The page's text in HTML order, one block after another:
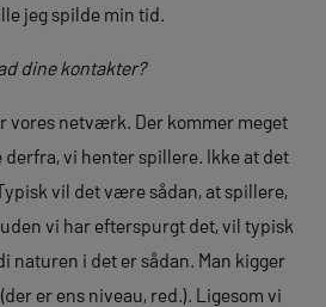
jeg spilde min tid.
dine kontakter?
vores netværk. Der kommer meget
derfra, vi henter spillere. Ikke at det
vil det være sådan, at spillere,
vi har efterspurgt det, vil typisk
naturen i det er sådan. Man kigger
er ens niveau, red.). Ligesom vi